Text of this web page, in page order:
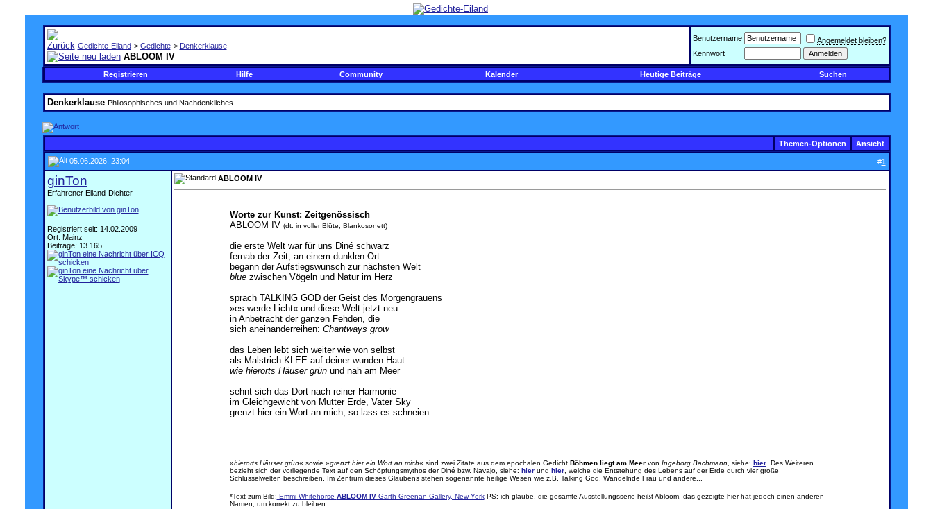
Gedichte-Eiland > Gedichte > Denkerklause
ABLOOM IV
Benutzername
Angemeldet bleiben?
Kennwort
Registrieren Hilfe Community Kalender Heutige Beiträge Suchen
Denkerklause Philosophisches und Nachdenkliches
Themen-Optionen Ansicht
05.06.2026, 23:04 #1
ginTon
Erfahrener Eiland-Dichter
Registriert seit: 14.02.2009
Ort: Mainz
Beiträge: 13.165
ABLOOM IV
Worte zur Kunst: Zeitgenössisch
ABLOOM IV (dt. in voller Blüte, Blankosonett)
die erste Welt war für uns Diné schwarz
fernab der Zeit, an einem dunklen Ort
begann der Aufstiegswunsch zur nächsten Welt
blue zwischen Vögeln und Natur im Herz
sprach TALKING GOD der Geist des Morgengrauens
»es werde Licht« und diese Welt jetzt neu
in Anbetracht der ganzen Fehden, die
sich aneinanderreihen: Chantways grow
das Leben lebt sich weiter wie von selbst
als Malstrich KLEE auf deiner wunden Haut
wie hierorts Häuser grünund nah am Meer
sehnt sich das Dort nach reiner Harmonie
im Gleichgewicht von Mutter Erde, Vater Sky
grenzt hier ein Wort an mich, so lass es schneien…
»hierorts Häuser grün« sowie »grenzt hier ein Wort an mich« sind zwei Zitate aus dem epochalen Gedicht Böhmen liegt am Meervon Ingeborg Bachmann , siehe: hier. Des Weiteren
bezieht sich der vorliegende Text auf den Schöpfungsmythos der Diné bzw. Navajo, siehe: hierund hier, welche die Entstehung des Lebens auf der Erde durch vier große
Schlüsselwelten beschreiben. Im Zentrum dieses Glaubens stehen sogenannte heilige Wesen wie z.B. Talking God, Wandelnde Frau und andere...
*Text zum Bild: Emmi Whitehorse ABLOOM IVGarth Greenan Gallery, New YorkPS: ich glaube, die gesamte Ausstellungsserie heißt Abloom, das gezeigte hier hat jedoch einen anderen
Namen, um korrekt zu bleiben.